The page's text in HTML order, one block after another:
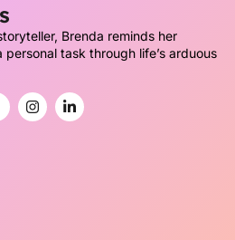
Brenda reminds her
task through life’s arduous